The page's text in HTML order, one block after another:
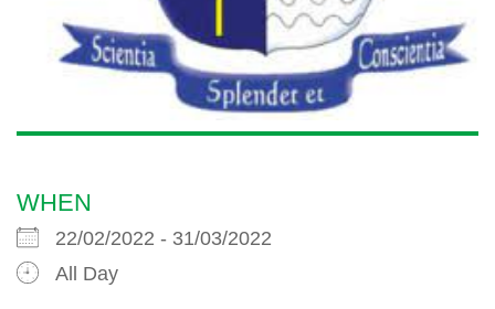
WHEN
22/02/2022 - 31/03/2022
All Day